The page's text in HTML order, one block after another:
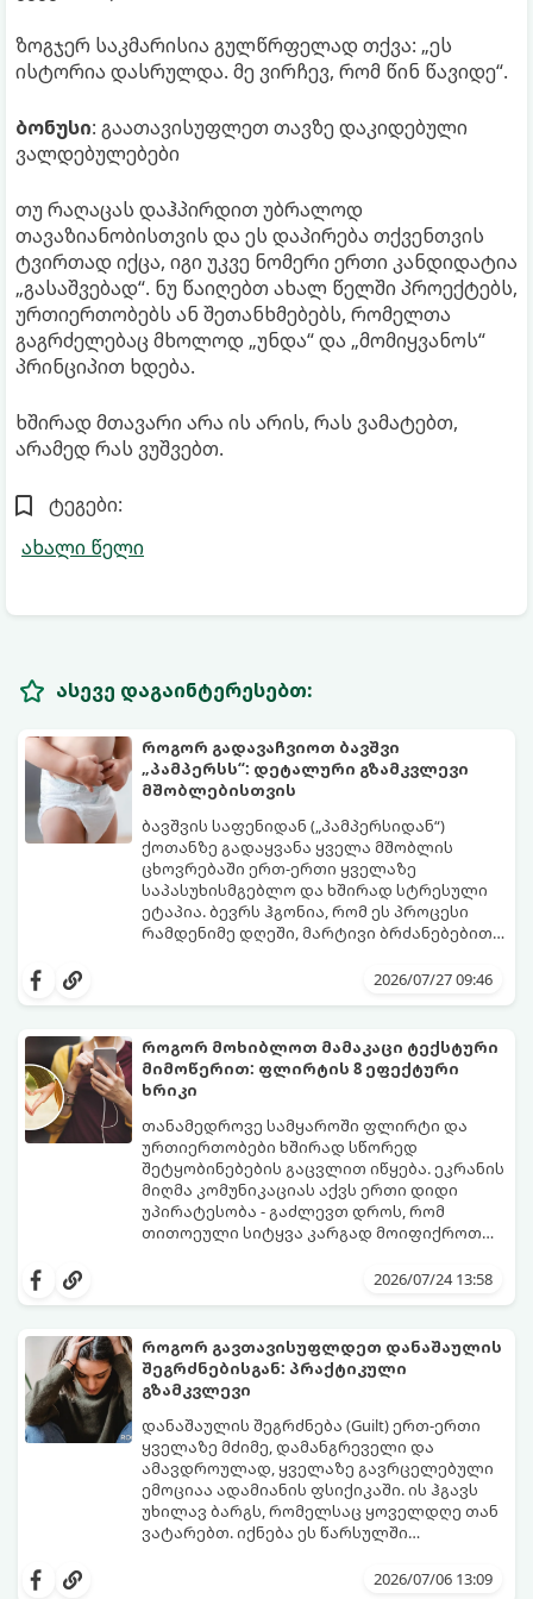
ზოგჯერ საკმარისია გულწრფელად თქვა: „ეს
ისტორია დასრულდა. მე ვირჩევ, რომ წინ წავიდე“.
ბონუსი: გაათავისუფლეთ თავზე დაკიდებული
ვალდებულებები
თუ რაღაცას დაჰპირდით უბრალოდ
თავაზიანობისთვის და ეს დაპირება თქვენთვის
ტვირთად იქცა, იგი უკვე ნომერი ერთი კანდიდატია
„გასაშვებად“. ნუ წაიღებთ ახალ წელში პროექტებს,
ურთიერთობებს ან შეთანხმებებს, რომელთა
გაგრძელებაც მხოლოდ „უნდა“ და „მომიყვანოს“
პრინციპით ხდება.
ხშირად მთავარი არა ის არის, რას ვამატებთ,
არამედ რას ვუშვებთ.
ტეგები:
ახალი წელი
ასევე დაგაინტერესებთ:
როგორ გადავაჩვიოთ ბავშვი
„პამპერსს“: დეტალური გზამკვლევი
მშობლებისთვის
ბავშვის საფენიდან („პამპერსიდან“)
ქოთანზე გადაყვანა ყველა მშობლის
ცხოვრებაში ერთ-ერთი ყველაზე
საპასუხისმგებლო და ხშირად სტრესული
ეტაპია. ბევრს ჰგონია, რომ ეს პროცესი
რამდენიმე დღეში, მარტივი ბრძანებებით
ფიზიოლოგიური და ფსიქოლოგიური
მოთმინებას მოითხოვს.
როგორ გახადოთ ეს პროცესი2026/07/27 09:46
როგორ მოხიბლოთ მამაკაცი ტექსტური
მიმოწერით: ფლირტის 8 ეფექტური
ხრიკი
თანამედროვე სამყაროში ფლირტი და
ურთიერთობები ხშირად სწორედ
შეტყობინებების გაცვლით იწყება. ეკრანის
მიღმა კომუნიკაციას აქვს ერთი დიდი
უპირატესობა - გაძლევთ დროს, რომ
თითოეული სიტყვა კარგად მოიფიქროთ
მოაცილოს და მოუთმენლად ელოდოს
წესი:
2026/07/24 13:58
როგორ გავთავისუფლდეთ დანაშაულის
შეგრძნებისგან: პრაქტიკული
გზამკვლევი
დანაშაულის შეგრძნება (Guilt) ერთ-ერთი
ყველაზე მძიმე, დამანგრეველი და
ამავდროულად, ყველაზე გავრცელებული
ემოციაა ადამიანის ფსიქიკაში. ის ჰგავს
უხილავ ბარგს, რომელსაც ყოველდღე თან
ვატარებთ. იქნება ეს წარსულში
ტკენა, ოჯახის წევრებისთვის
დანაშაულის გრძნობას აქვს თავისი
2026/07/06 13:09